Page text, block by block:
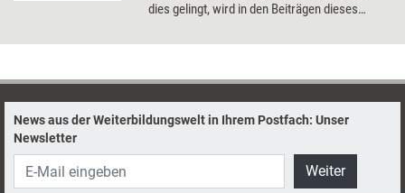
dies gelingt, wird in den Beiträgen dieses
News aus der Weiterbildungswelt in Ihrem Postfach: Unser
Newsletter
Weiter